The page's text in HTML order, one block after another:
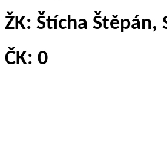
ŽK: Štícha Štěpán,
ČK: 0